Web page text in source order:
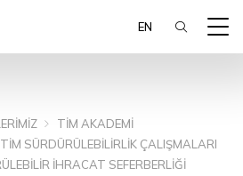
EN
ARA
TİM AKADEMI
TİM SÜRDÜRÜLEBILIRLIK ÇALIŞMALARI
İHRACAT SEFERBERLIĞI